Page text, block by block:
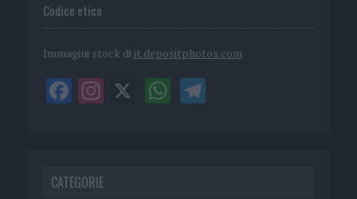
Codice etico
Immagini stock di it.depositphotos.com
CATEGORIE